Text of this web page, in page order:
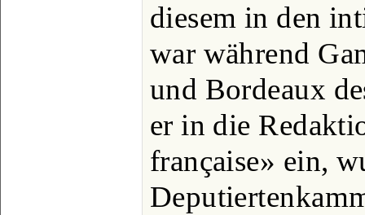
diesem in den
war während
und Bordeaux
er in die
française» ein,